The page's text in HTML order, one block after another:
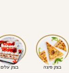
בצק פיצה בצק עלים